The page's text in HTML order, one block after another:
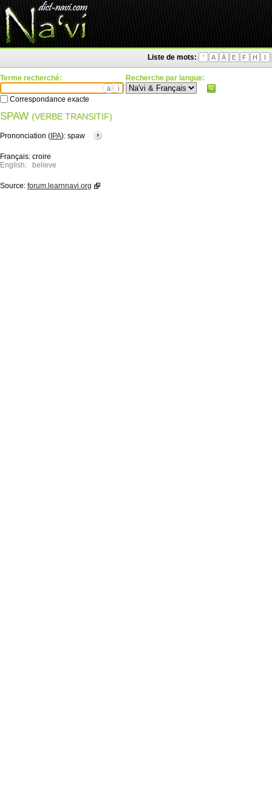
Liste de mots: ' A Ä E F H I
Terme recherché:
ä ì
Correspondance exacte
Recherche par langue:
SPAW (VERBE TRANSITIF)
Prononciation ( IPA): spaw
Français: croire
English:
believe
Source: forum.learnnavi.org